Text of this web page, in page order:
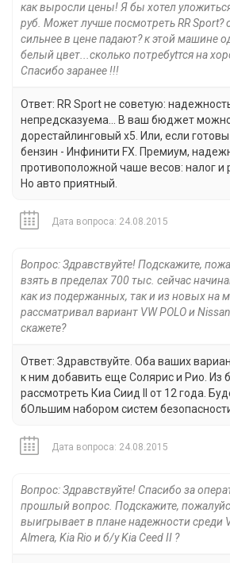
как выросли цены! Я бы хотел
руб. Может лучше посмотреть RR Sport?
сильнее в цене падают? к этой машине
белый цвет...сколько потребуtтся на
Спасибо заранее !!!
Ответ: RR Sport не советую:
непредсказуема... В ваш бюджет
дорестайлинговый х5. Или, если
бензин - Инфинити FX. Премиум,
противоположной чаше весов: налог и
Но авто приятный.
Дата вопроса: 24.08.2015
Вопрос: Здравствуйте! Подскажите,
взять в пределах 700 тыс. сейчас
как из подержанных, так и из новых на
рассматривал вариант VW POLO и
скажете?
Ответ: Здравствуйте. Оба ваших
к ним добавить еще Солярис и Рио. Из
рассмотреть Киа Сиид II от 12 года.
бОльшим набором систем
Дата вопроса: 24.08.2015
Вопрос: Здравствуйте! Спасибо за
прошлый вопрос. Подскажите,
выигрывает в плане надежности среди
Almera, Kia Rio и б/у Kia Ceed II ?